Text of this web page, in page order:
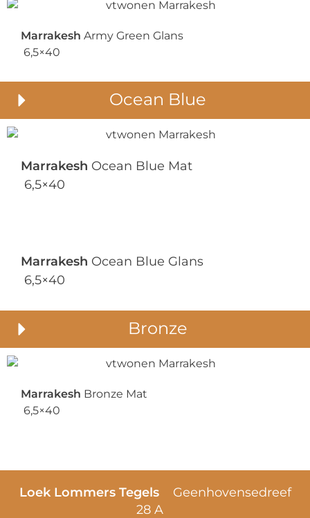
Marrakesh Army Green Glans
6,5×40
Ocean Blue
Marrakesh Ocean Blue Mat
6,5×40
Marrakesh Ocean Blue Glans
6,5×40
Bronze
Marrakesh Bronze Mat
6,5×40
Loek Lommers Tegels Geenhovensedreef
28 A